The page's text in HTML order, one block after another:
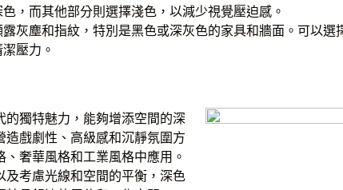
，而其他部分則選擇淺色，以減少視覺壓迫感。
露灰塵和指紋，特別是黑色或深灰色的家具和牆面。可以選
壓力。
的獨特魅力，能夠增添空間的深
戲劇性、高級感和沉靜氛圍方
奢華風格和工業風格中應用。
及考慮光線和空間的平衡，深色